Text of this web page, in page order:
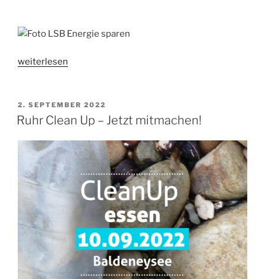
„Damit
von
der
verschwinden“
weiterlesen
VERÖFFENTLICHT
AM
2. SEPTEMBER 2022
Ruhr Clean Up – Jetzt mitmachen!